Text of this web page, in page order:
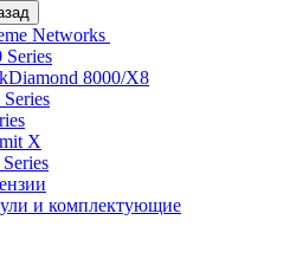
Networks
Series
8000/X8
X
и комплектующие